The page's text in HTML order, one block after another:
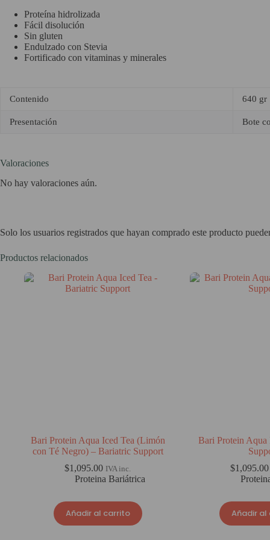
Proteína hidrolizada
Fácil disolución
Sin gluten
Endulzado con Stevia
Fortificado con vitaminas y minerales
Contenido 640 gr
Presentación Bote
Valoraciones
No hay valoraciones aún.
Solo los usuarios registrados que hayan comprado este producto
Productos relacionados
Bari Protein Aqua Iced Tea (Limón
con Té Negro) – Bariatric Support
$1,095.00 IVA inc.
Proteina Bariátrica
Añadir al carrito
Bari Protein Aqua
$1,095.00
Añadir